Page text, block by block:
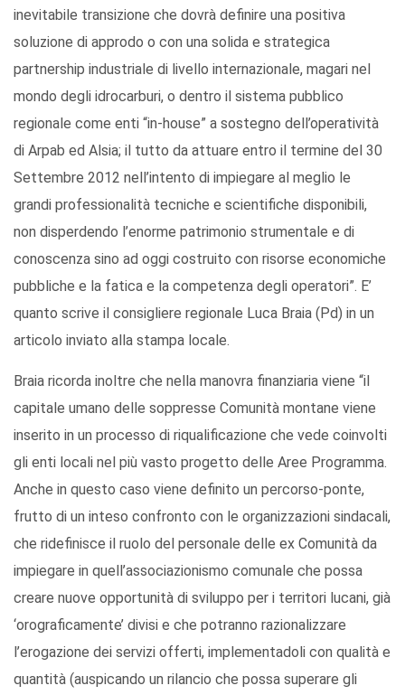
inevitabile transizione che dovrà definire una positiva
soluzione di approdo o con una solida e strategica
partnership industriale di livello internazionale, magari nel
mondo degli idrocarburi, o dentro il sistema pubblico
regionale come enti “in-house” a sostegno dell’operatività
di Arpab ed Alsia; il tutto da attuare entro il termine del 30
Settembre 2012 nell’intento di impiegare al meglio le
grandi professionalità tecniche e scientifiche disponibili,
non disperdendo l’enorme patrimonio strumentale e di
conoscenza sino ad oggi costruito con risorse economiche
pubbliche e la fatica e la competenza degli operatori”. E’
quanto scrive il consigliere regionale Luca Braia (Pd) in un
articolo inviato alla stampa locale.
Braia ricorda inoltre che nella manovra finanziaria viene “il
capitale umano delle soppresse Comunità montane viene
inserito in un processo di riqualificazione che vede coinvolti
gli enti locali nel più vasto progetto delle Aree Programma.
Anche in questo caso viene definito un percorso-ponte,
frutto di un inteso confronto con le organizzazioni sindacali,
che ridefinisce il ruolo del personale delle ex Comunità da
impiegare in quell’associazionismo comunale che possa
creare nuove opportunità di sviluppo per i territori lucani, già
‘orograficamente’ divisi e che potranno razionalizzare
l’erogazione dei servizi offerti, implementadoli con qualità e
quantità (auspicando un rilancio che possa superare gli